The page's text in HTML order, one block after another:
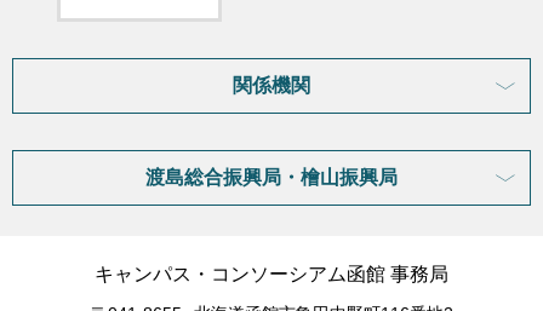
関係機関
渡島総合振興局・檜山振興局
キャンパス・コンソーシアム函館 事務局